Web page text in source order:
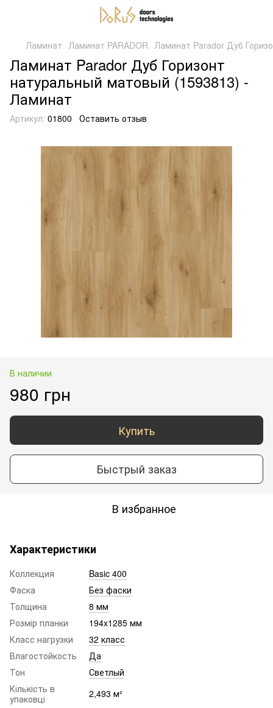
Ламинат Ламинат PARADOR Ламинат Parador Дуб
Ламинат Parador Дуб Горизонт
натуральный матовый (1593813) -
Ламинат
Артикул: 01800 Оставить отзыв
В наличии
980 грн
Купить
Быстрый заказ
В избранное
Характеристики
Коллекция
Basic 400
Фаска
Без фаски
Толщина
8 мм
Розмір планки
194x1285 мм
Класс нагрузки
32 класс
Влагостойкость
Да
Тон
Светлый
Кількість в
упаковці
2,493 м²